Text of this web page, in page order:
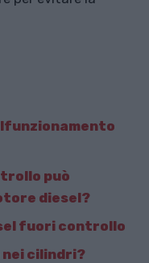
può
diesel?
fuori controllo
nei cilindri?